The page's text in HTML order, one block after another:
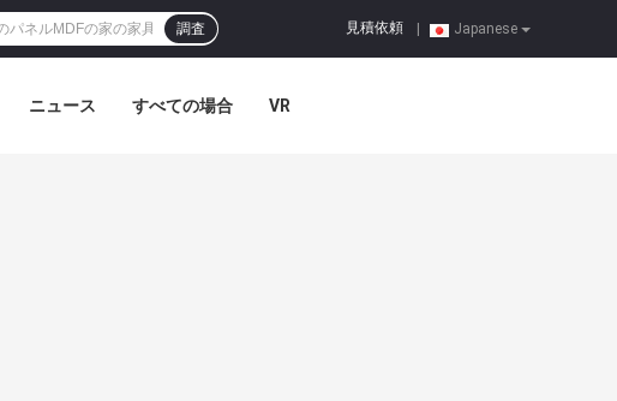
Japanese
見積依頼
調査
ニュース すべての場合 VR